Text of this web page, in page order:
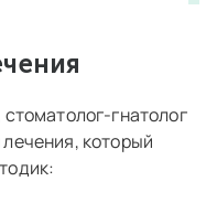
гнатолог
который